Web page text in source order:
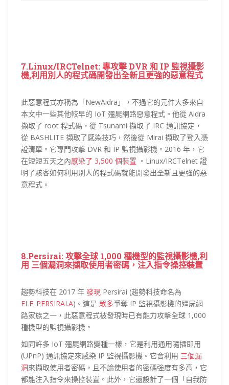
7.Linux/IRCTelnet: 專攻擊 DVR 和 IP 監視攝影
機,利用別人的程式碼開發出全新且更強的惡意程式
此惡意程式亦稱為「NewAidra」，不過它的元件大多來自
本文中一些其他較早的 IoT 殭屍網路惡意程式。他從 Aidra
擷取了 root 程式碼，從 Tsunami 擷取了 IRC 通訊協定，
從 BASHLITE 擷取了感染技巧，然後從 Mirai 擷取了登入憑
證清單。它專門攻擊 DVR 和 IP 監視攝影機。2016 年，它
在短短五天之內感染了 3,500 個裝置 。Linux/IRCTelnet 證
明了駭客如何利用別人的程式碼就能開發出全新且更強的惡
意程式。
8.Persirai: 攻擊全球 1,000 種機型的監視攝影機,利
用 三個漏洞來擷取使用者密碼，注入指令操控裝置
趨勢科技在 2017 年 發現 Persirai (趨勢科技命名為
ELF_PERSIRAI.A)。這是 眾多爭奪 IP 監視攝影機的殭屍網
路家族之一，此惡意程式被發現時已有能力攻擊全球 1,000
種機型的監視攝影機。
如同許多 IoT 殭屍網路變種一樣，它是利用通用隨插即用
(UPnP) 通訊協定來感染 IP 監視攝影機。它會利用 三個漏
洞來擷取使用者密碼，且不論使用者的密碼強度有多高，它
都能注入指令來操控裝置。此外，它還設計了一個「自我防